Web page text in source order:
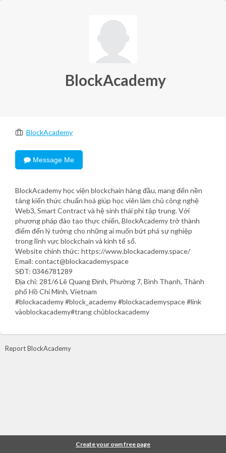
BlockAcademy
BlockAcademy
Message Me
BlockAcademy học viện blockchain hàng đầu, mang đến nền
tảng kiến thức chuẩn hoá giúp học viên làm chủ công nghệ
Web3, Smart Contract và hệ sinh thái phi tập trung. Với
phương pháp đào tạo thực chiến, BlockAcademy trở thành
điểm đến lý tưởng cho những ai muốn bứt phá sự nghiệp
trong lĩnh vực blockchain và kinh tế số.
Website chính thức: https://www.blockacademy.space/
Email: contact@blockacademyspace
SĐT: 0346781289
Địa chỉ: 281/6 Lê Quang Định, Phường 7, Bình Thạnh, Thành
phố Hồ Chí Minh, Vietnam
#blockacademy #block_academy #blockacademyspace #link
vàoblockacademy#trang chủblockacademy
Report BlockAcademy
Create your own free page